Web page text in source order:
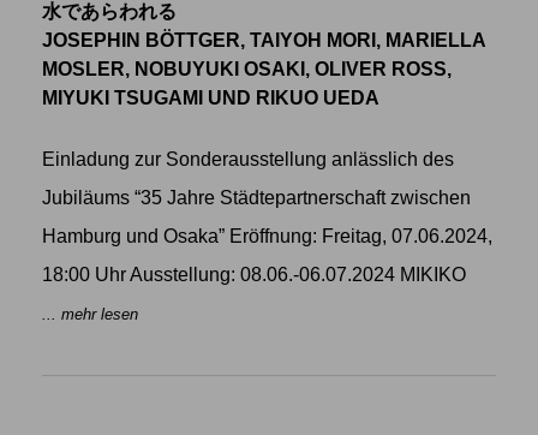
水であらわれる
JOSEPHIN BÖTTGER, TAIYOH MORI, MARIELLA
MOSLER, NOBUYUKI OSAKI, OLIVER ROSS,
MIYUKI TSUGAMI UND RIKUO UEDA
Einladung zur Sonderausstellung anlässlich des
Jubiläums “35 Jahre Städtepartnerschaft zwischen
Hamburg und Osaka” Eröffnung: Freitag, 07.06.2024,
18:00 Uhr Ausstellung: 08.06.-06.07.2024 MIKIKO
... mehr lesen